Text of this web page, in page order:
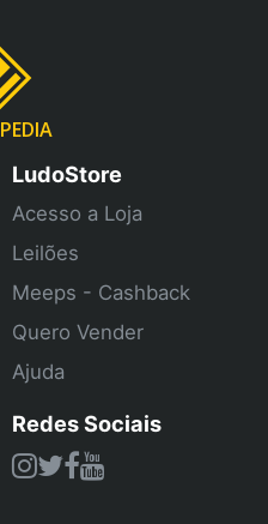
PEDIA
LudoStore
Acesso a Loja
Leilões
Meeps - Cashback
Quero Vender
Ajuda
Redes Sociais